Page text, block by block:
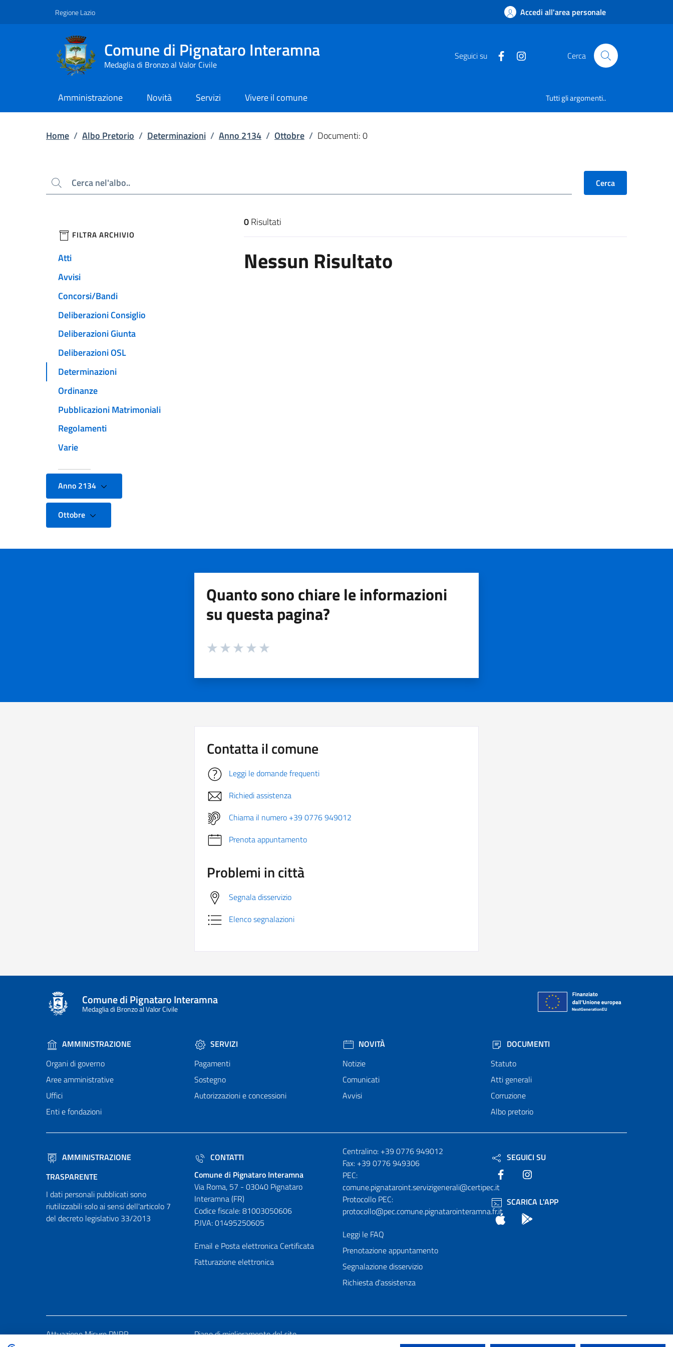
Regione Lazio Accedi all'area personale
Comune di Pignataro Interamna
Medaglia di Bronzo al Valor Civile
Seguici su Cerca
Amministrazione Novità Servizi Vivere il comune Tutti gli argomenti..
Home / Albo Pretorio / Determinazioni / Anno 2134 / Ottobre / Documenti: 0
Cerca Cerca
filtri da applicare
FILTRA ARCHIVIO
Atti
Avvisi
Concorsi/Bandi
Deliberazioni Consiglio
Deliberazioni Giunta
Deliberazioni OSL
Determinazioni
Ordinanze
Pubblicazioni Matrimoniali
Regolamenti
Varie
Anno 2134
Ottobre
Risultati di ricerca
0Risultati
Nessun Risultato
Quanto sono chiare le informazioni
su questa pagina?
Valuta da 1 a 5 stelle la pagina
Contatta il comune
Leggi le domande frequenti
Richiedi assistenza
Chiama il numero +39 0776 949012
Prenota appuntamento
Problemi in città
Segnala disservizio
Elenco segnalazioni
Comune di Pignataro Interamna
Medaglia di Bronzo al Valor Civile
AMMINISTRAZIONE
Organi di governo
Aree amministrative
Uffici
Enti e fondazioni
SERVIZI
Pagamenti
Sostegno
Autorizzazioni e concessioni
NOVITÀ
Notizie
Comunicati
Avvisi
DOCUMENTI
Statuto
Atti generali
Corruzione
Albo pretorio
AMMINISTRAZIONE
TRASPARENTE
I dati personali pubblicati sono
riutilizzabili solo ai sensi dell'articolo 7
del decreto legislativo 33/2013
CONTATTI
Comune di Pignataro Interamna
Via Roma, 57 - 03040 Pignataro
Interamna (FR)
Codice fiscale: 81003050606
P.IVA: 01495250605
Email e Posta elettronica Certificata
Fatturazione elettronica
Numeri utili
Centralino: +39 0776 949012
Fax: +39 0776 949306
PEC:
comune.pignataroint.servizigenerali@certipec.it
Protocollo PEC:
protocollo@pec.comune.pignatarointeramna.fr.it
Leggi le FAQ
Prenotazione appuntamento
Segnalazione disservizio
Richiesta d'assistenza
SEGUICI SU
Facebook
SCARICA L'APP
App Store
Attuazione Misure PNRR Piano di miglioramento del sito